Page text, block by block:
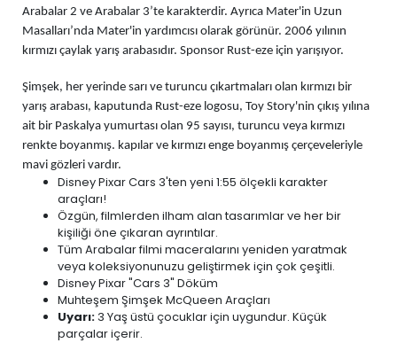
Arabalar 2 ve Arabalar 3’te karakterdir. Ayrıca Mater'in Uzun
Masalları’nda Mater'in yardımcısı olarak görünür. 2006 yılının
kırmızı çaylak yarış arabasıdır. Sponsor Rust-eze için yarışıyor.
Şimşek, her yerinde sarı ve turuncu çıkartmaları olan kırmızı bir
yarış arabası, kaputunda Rust-eze logosu, Toy Story'nin çıkış yılına
ait bir Paskalya yumurtası olan 95 sayısı, turuncu veya kırmızı
renkte boyanmış. kapılar ve kırmızı enge boyanmış çerçeveleriyle
mavi gözleri vardır.
Disney Pixar Cars 3'ten yeni 1:55 ölçekli karakter
araçları!
Özgün, filmlerden ilham alan tasarımlar ve her bir
kişiliği öne çıkaran ayrıntılar.
Tüm Arabalar filmi maceralarını yeniden yaratmak
veya koleksiyonunuzu geliştirmek için çok çeşitli.
Disney Pixar "Cars 3" Döküm
Muhteşem Şimşek McQueen Araçları
Uyarı:3 Yaş üstü çocuklar için uygundur. Küçük
parçalar içerir.